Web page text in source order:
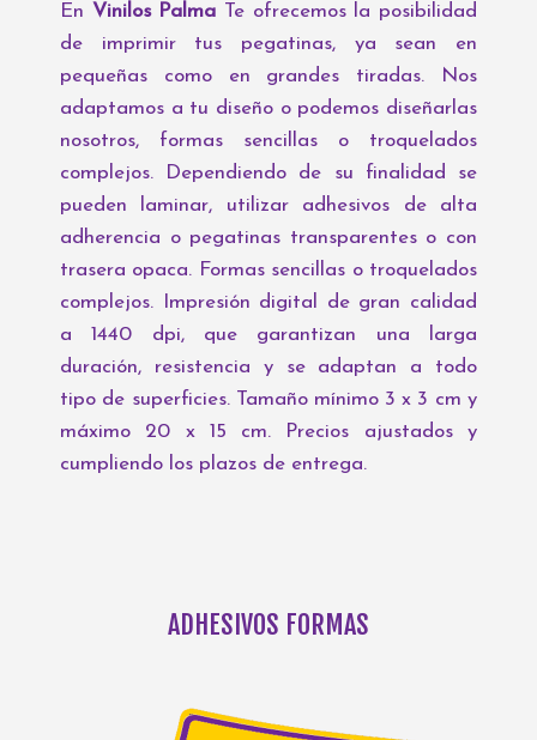
En Vinilos Palma Te ofrecemos la posibilidad
de imprimir tus pegatinas, ya sean en
pequeñas como en grandes tiradas. Nos
adaptamos a tu diseño o podemos diseñarlas
nosotros, formas sencillas o troquelados
complejos. Dependiendo de su finalidad se
pueden laminar, utilizar adhesivos de alta
adherencia o pegatinas transparentes o con
trasera opaca. Formas sencillas o troquelados
complejos. Impresión digital de gran calidad
a 1440 dpi, que garantizan una larga
duración, resistencia y se adaptan a todo
tipo de superficies. Tamaño mínimo 3 x 3 cm y
máximo 20 x 15 cm. Precios ajustados y
cumpliendo los plazos de entrega.
ADHESIVOS FORMAS